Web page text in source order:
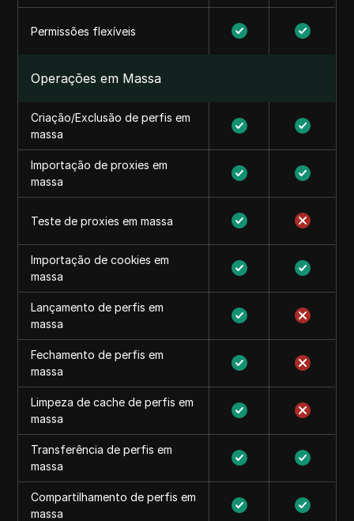
Permissões flexíveis
Operações em Massa
Criação/Exclusão de perfis em
massa
Importação de proxies em
massa
Teste de proxies em massa
Importação de cookies em
massa
Lançamento de perfis em
massa
Fechamento de perfis em
massa
Limpeza de cache de perfis em
massa
Transferência de perfis em
massa
Compartilhamento de perfis em
massa